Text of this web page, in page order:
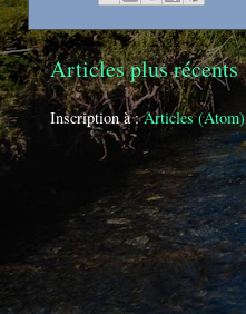
Articles plus récents
Inscription à :Articles (Atom)